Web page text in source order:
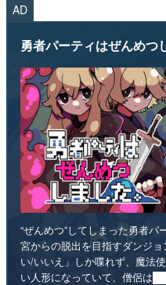
AD
勇者パーティはぜんめつ
“ぜんめつ”してしまった勇者
宮からの脱出を目指すダンジ
い/いいえ」しか喋れず、魔法
い人形になっていて、僧侶は